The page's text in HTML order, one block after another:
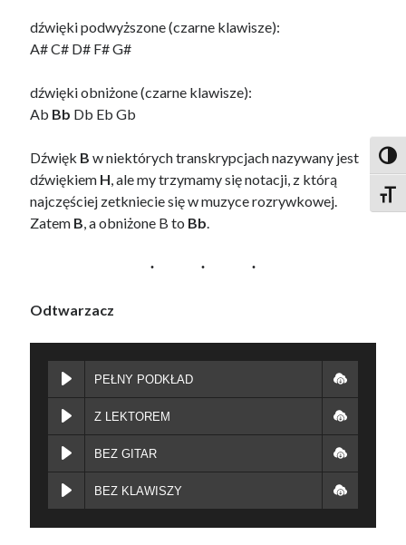
dźwięki podwyższone (czarne klawisze):
A# C# D# F# G#
dźwięki obniżone (czarne klawisze):
Ab Bb Db Eb Gb
Dźwięk B w niektórych transkrypcjach nazywany jest
dźwiękiem H, ale my trzymamy się notacji, z którą
najczęściej zetkniecie się w muzyce rozrywkowej.
Zatem B, a obniżone B to Bb.
Odtwarzacz
PEŁNY PODKŁAD
Z LEKTOREM
BEZ GITAR
BEZ KLAWISZY